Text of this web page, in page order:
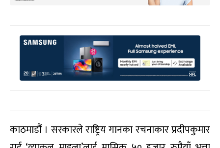
काठमाडौं । सरकारले राष्ट्रिय गानका रचनाकार प्रदीपकुमार